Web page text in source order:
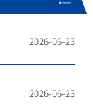
2026-06-23
2026-06-23